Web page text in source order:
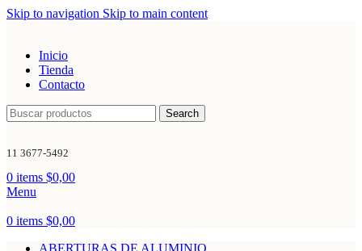
Skip to navigation Skip to main content
Inicio
Tienda
Contacto
Search
11 3677-5492
0 items $0,00
Menu
0 items $0,00
ABERTURAS DE ALUMINIO